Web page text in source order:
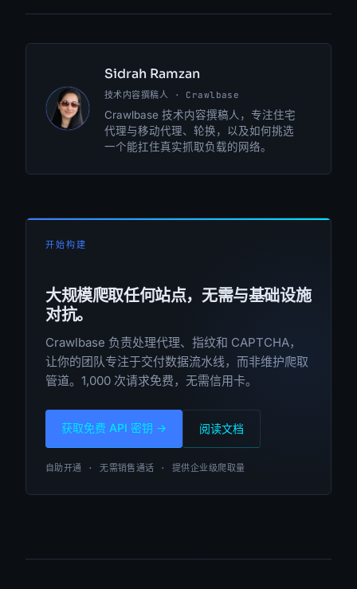
SR
Sidrah Ramzan
技术内容撰稿人 · Crawlbase
Crawlbase 技术内容撰稿人，专注住宅
代理与移动代理、轮换，以及如何挑选
一个能扛住真实抓取负载的网络。
开始构建
大规模爬取任何站点，无需与基础设施
对抗。
Crawlbase 负责处理代理、指纹和 CAPTCHA，
让你的团队专注于交付数据流水线，而非维护爬取
管道。1,000 次请求免费，无需信用卡。
获取免费 API 密钥 → 阅读文档
自助开通 · 无需销售通话 · 提供企业级爬取量